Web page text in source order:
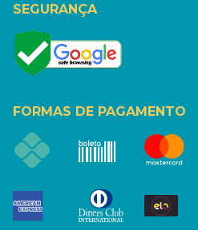
SEGURANÇA
FORMAS DE PAGAMENTO